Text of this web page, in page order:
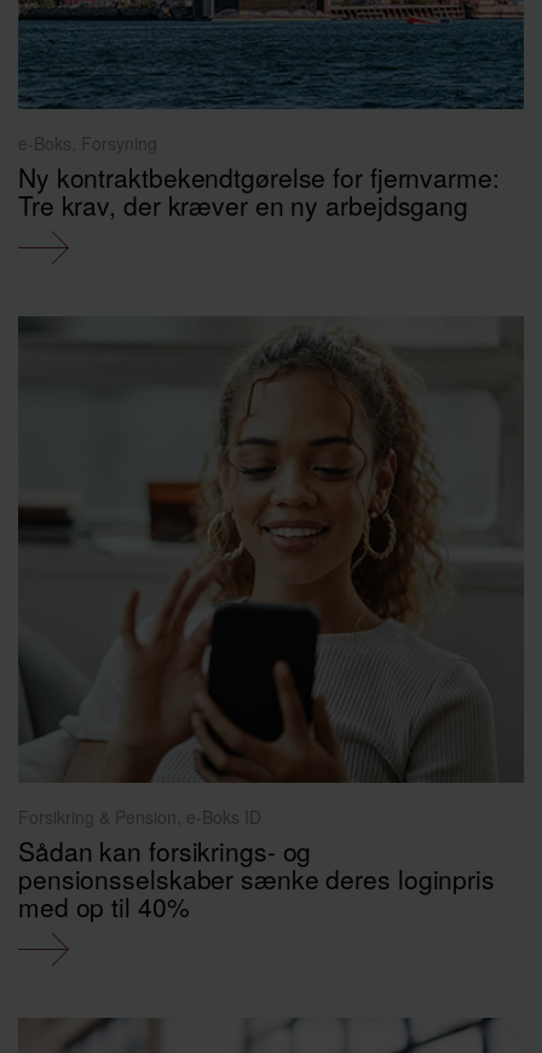
e-Boks, Forsyning
Ny kontraktbekendtgørelse for fjernvarme:
Tre krav, der kræver en ny arbejdsgang
Forsikring & Pension, e-Boks ID
Sådan kan forsikrings- og
pensionsselskaber sænke deres loginpris
med op til 40%